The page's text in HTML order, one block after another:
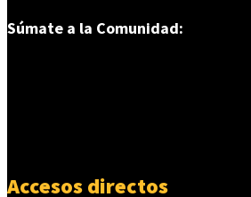
Súmate a la Comunidad:
Accesos directos